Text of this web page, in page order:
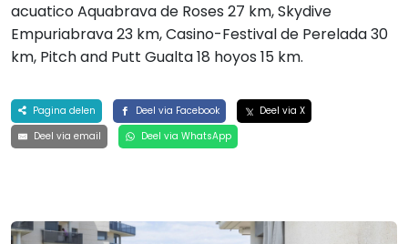
acuatico Aquabrava de Roses 27 km, Skydive
Empuriabrava 23 km, Casino-Festival de Perelada 30
km, Pitch and Putt Gualta 18 hoyos 15 km.
Pagina delen Deel via Facebook
Deel via X
Deel via email
Deel via WhatsApp